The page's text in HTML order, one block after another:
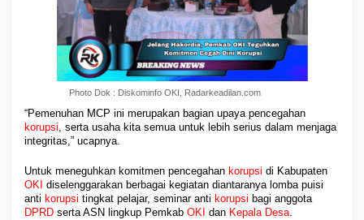
Photo Dok : Diskominfo OKI, Radarkeadilan.com
“Pemenuhan MCP ini merupakan bagian upaya pencegahan
korupsi, serta usaha kita semua untuk lebih serius dalam menjaga
integritas,” ucapnya.
Untuk meneguhkan komitmen pencegahan korupsi di Kabupaten
OKI diselenggarakan berbagai kegiatan diantaranya lomba puisi
anti korupsi tingkat pelajar, seminar anti korupsi bagi anggota
DPRD serta ASN lingkup Pemkab OKI dan Kepala Desa.